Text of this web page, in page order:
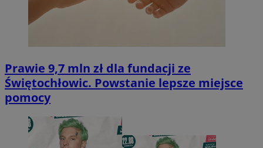
Prawie 9,7 mln zł dla fundacji ze
Świętochłowic. Powstanie lepsze miejsce
pomocy